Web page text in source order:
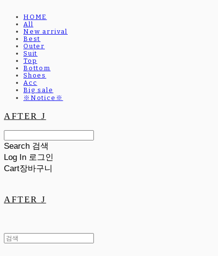
HOME
All
New arrival
Best
Outer
Suit
Top
Bottom
Shoes
Acc
Big sale
※Notice※
AFTER J
Search 검색
Log In 로그인
Cart장바구니
AFTER J